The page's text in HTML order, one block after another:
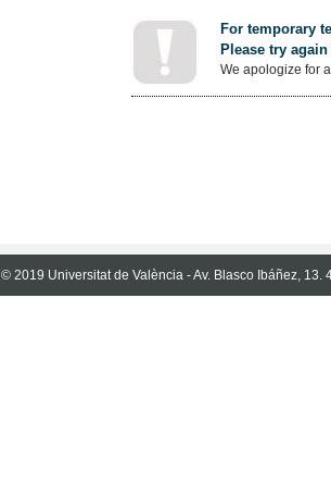
For temporary
Please try
We apologize for
© 2019 Universitat de València - Av. Blasco Ibáñez,